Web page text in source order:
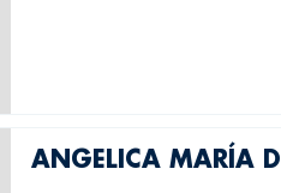
ANGELICA MARÍA